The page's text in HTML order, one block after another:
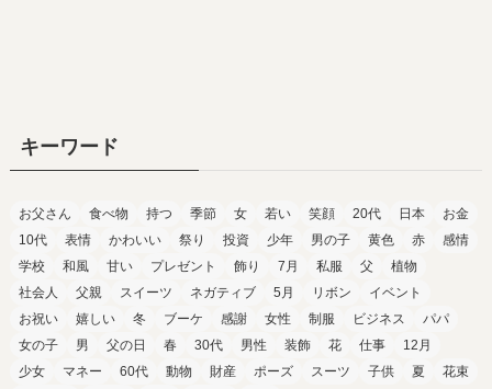
キーワード
お父さん 食べ物 持つ 季節 女 若い 笑顔 20代 日本
お金
10代
表情 かわいい 祭り 投資 少年 男の子 黄色 赤
感情
学校
和風 甘い プレゼント 飾り 7月 私服 父
植物
社会人
父親 スイーツ ネガティブ 5月 リボン
イベント
お祝い
嬉しい 冬 ブーケ 感謝 女性 制服 ビジネス
パパ
女の子
男 父の日 春 30代 男性 装飾 花 仕事
12月
少女
マネー 60代 動物 財産 ポーズ スーツ 子供 夏
花束